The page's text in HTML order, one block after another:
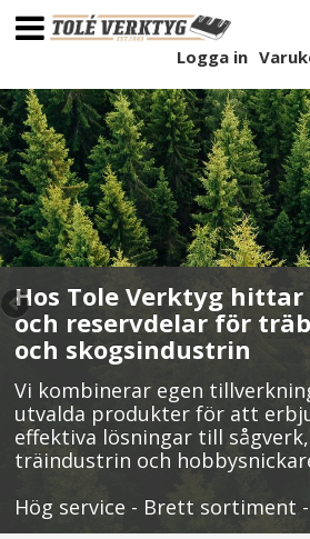
Logga in
Hos Tole Verktyg
och reservdelar för
och skogsindustrin
Vi kombinerar egen
utvalda produkter för att
effektiva lösningar till
träindustrin och
Hög service - Brett sortiment